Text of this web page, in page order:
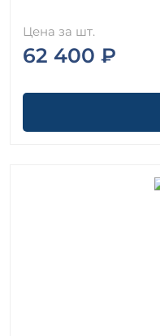
Цена за шт.
62 400 ₽